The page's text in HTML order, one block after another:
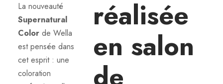
La nouveauté
Supernatural
Color de Wella
est pensée dans
cet esprit : une
coloration